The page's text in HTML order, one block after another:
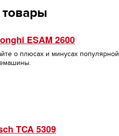
ESAM 2600
о плюсах и минусах популярной
TCA 5309